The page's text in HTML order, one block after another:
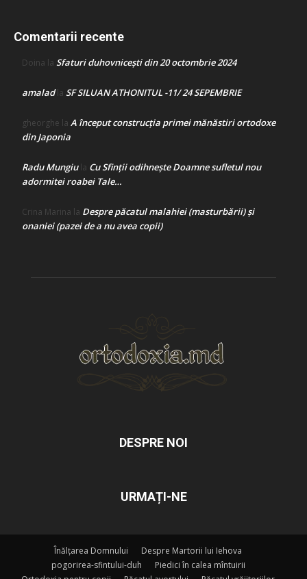
Comentarii recente
Doina la Sfaturi duhovnicești din 20 octombrie 2024
amaladla SF SILUAN ATHONITUL -11/ 24 SEPEMBRIE
gheorghe la A început construcţia primei mănăstiri ortodoxe
din Japonia
Radu Mungiula Cu Sfinții odihnește Doamne sufletul nou
adormitei roabei Tale…
Crina Marina la Despre păcatul malahiei (masturbării) şi
onaniei (pazei de a nu avea copii)
DESPRE NOI
URMAȚI-NE
Înălțarea Domnului
Despre Martorii lui Iehova
pogorirea-sfintului-duh
Piedici în calea mîntuirii